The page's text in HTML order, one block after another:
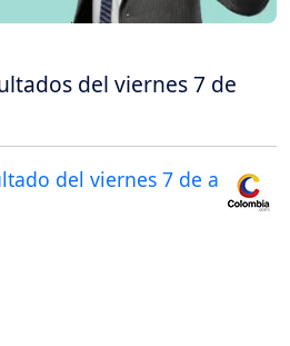
del viernes 7 de